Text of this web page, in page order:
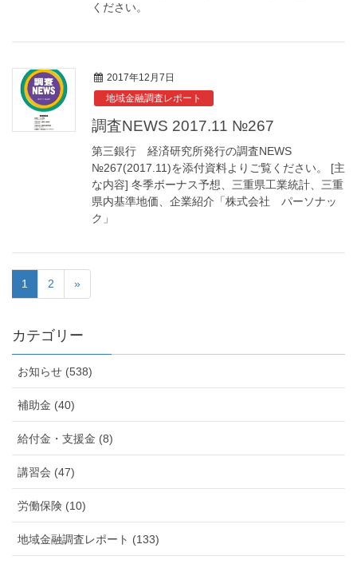
ください。
2017年12月7日
地域金融調査レポート
調査NEWS 2017.11 №267
第三銀行 経済研究所発行の調査NEWS
№267(2017.11)を添付資料よりご覧ください。 [主
な内容] 冬季ボーナス予想、三重県工業統計、三重
県内基準地価、企業紹介「株式会社 パーソナッ
ク」
1 2 »
カテゴリー
お知らせ (538)
補助金 (40)
給付金・支援金 (8)
講習会 (47)
労働保険 (10)
地域金融調査レポート (133)